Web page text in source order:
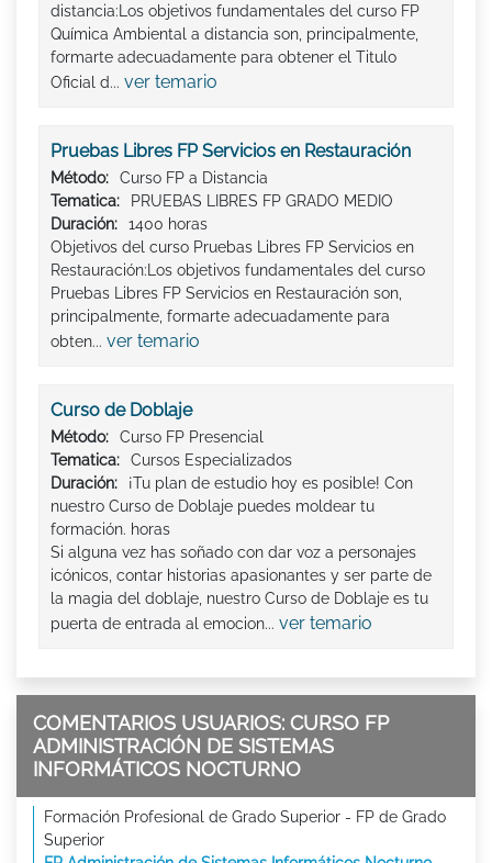
distancia:Los objetivos fundamentales del curso FP
Química Ambiental a distancia son, principalmente,
formarte adecuadamente para obtener el Titulo
Oficial d... ver temario
Pruebas Libres FP Servicios en Restauración
Método:
Curso FP a Distancia
Tematica:
PRUEBAS LIBRES FP GRADO MEDIO
Duración:
1400 horas
Objetivos del curso Pruebas Libres FP Servicios en
Restauración:Los objetivos fundamentales del curso
Pruebas Libres FP Servicios en Restauración son,
principalmente, formarte adecuadamente para
obten... ver temario
Curso de Doblaje
Método:
Curso FP Presencial
Tematica:
Cursos Especializados
Duración:
¡Tu plan de estudio hoy es posible! Con
nuestro Curso de Doblaje puedes moldear tu
formación. horas
Si alguna vez has soñado con dar voz a personajes
icónicos, contar historias apasionantes y ser parte de
la magia del doblaje, nuestro Curso de Doblaje es tu
puerta de entrada al emocion... ver temario
COMENTARIOS USUARIOS: CURSO FP
ADMINISTRACIÓN DE SISTEMAS
INFORMÁTICOS NOCTURNO
Formación Profesional de Grado Superior - FP de Grado
Superior